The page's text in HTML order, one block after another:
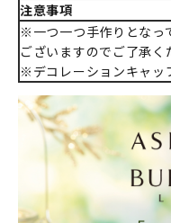
注意事項
※一つ一つ手作りとなっ
ございますのでご了承く
※デコレーションキャッ